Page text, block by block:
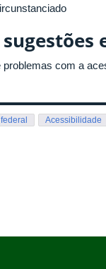
problemas com a
Acessibilidade